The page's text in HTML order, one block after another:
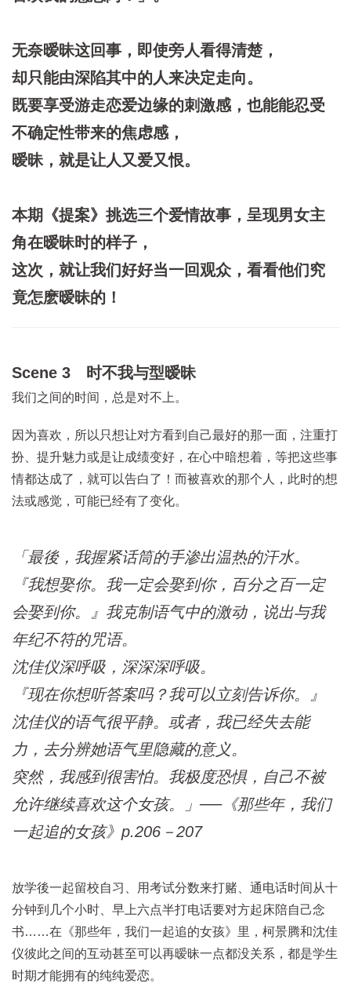
无奈暧昧这回事，即使旁人看得清楚，
却只能由深陷其中的人来决定走向。
既要享受游走恋爱边缘的刺激感，也能能忍受
不确定性带来的焦虑感，
暧昧，就是让人又爱又恨。
本期《提案》挑选三个爱情故事，呈现男女主
角在暧昧时的样子，
这次，就让我们好好当一回观众，看看他们究
竟怎麽暧昧的！
Scene 3 时不我与型暧昧
我们之间的时间，总是对不上。
因为喜欢，所以只想让对方看到自己最好的那一面，注重打
扮、提升魅力或是让成绩变好，在心中暗想着，等把这些事
情都达成了，就可以告白了！而被喜欢的那个人，此时的想
法或感觉，可能已经有了变化。
「最後，我握紧话筒的手渗出温热的汗水。
『我想娶你。我一定会娶到你，百分之百一定
会娶到你。』我克制语气中的激动，说出与我
年纪不符的咒语。
沈佳仪深呼吸，深深深呼吸。
『现在你想听答案吗？我可以立刻告诉你。』
沈佳仪的语气很平静。或者，我已经失去能
力，去分辨她语气里隐藏的意义。
突然，我感到很害怕。我极度恐惧，自己不被
允许继续喜欢这个女孩。」──《那些年，我们
一起追的女孩》p.206－207
放学後一起留校自习、用考试分数来打赌、通电话时间从十
分钟到几个小时、早上六点半打电话要对方起床陪自己念
书……在《那些年，我们一起追的女孩》里，柯景腾和沈佳
仪彼此之间的互动甚至可以再暧昧一点都没关系，都是学生
时期才能拥有的纯纯爱恋。